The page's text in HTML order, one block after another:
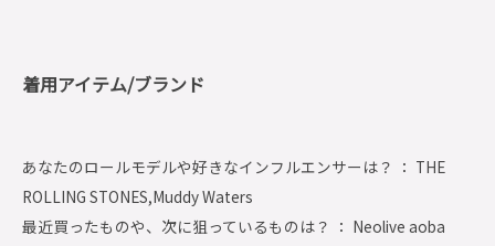
着用アイテム/ブランド
あなたのロールモデルや好きなインフルエンサーは？ ： THE
ROLLING STONES,Muddy Waters
最近買ったものや、次に狙っているものは？ ： Neolive aoba